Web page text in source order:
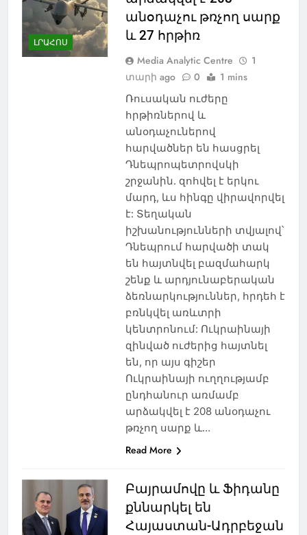
ԼՐԱՀՈՍ
անօդաչու թռչող սարք
և 27 հրթիռ
Media Analytic Centre
1
տարի ago
0 1 mins
Ռուսական ուժերը
հրթիռներով և
անօդաչուներով
հարվածներ են հասցրել
Դնեպրոպետրովսկի
շրջանին. զոհվել է երկու
մարդ, ևս հինգը վիրավորվել
է: Տեղական
իշխանությունների տվյալով՝
Դնեպրում հարվածի տակ
են հայտնվել բազմահարկ
շենք և արդյունաբերական
ձեռնարկություններ, հրդեհ է
բռնկվել առևտրի
կենտրոնում: Ուկրաինայի
զինված ուժերից հայտնել
են, որ այս գիշեր
Ուկրաինայի ուղղությամբ
ընդհանուր առմամբ
արձակվել է 208 անօդաչու
թռչող սարք և…
Read More
Բայրամովը և Ֆիդանը
քննարկել են
Հայաստան-Ադրբեջան